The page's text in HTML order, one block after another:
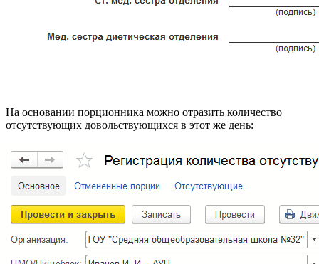
На основании порционника можно отразить количество
отсутствующих довольствующихся в этот же день: